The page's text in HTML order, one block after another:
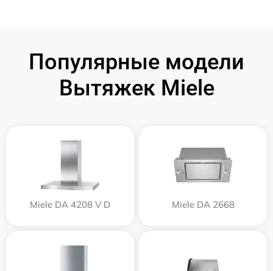
Популярные модели
Вытяжек Miele
Miele DA 4208 V D Miele DA 2668